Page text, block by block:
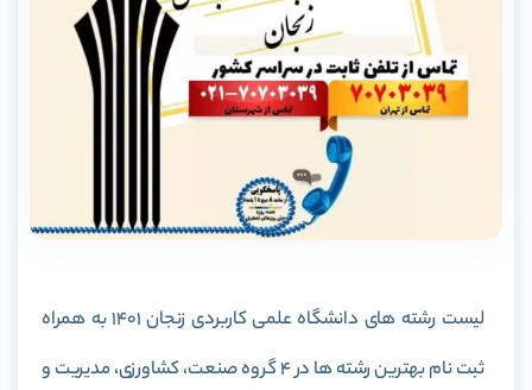
لیست رشته های دانشگاه علمی کاربردی زنجان 1401 به همراه
ثبت نام بهترین رشته ها در 4 گروه صنعت، کشاورزی، مدیریت و